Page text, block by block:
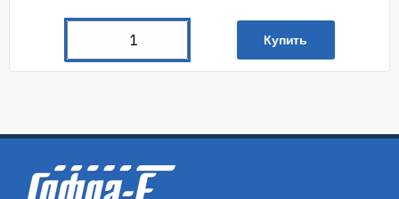
Купить